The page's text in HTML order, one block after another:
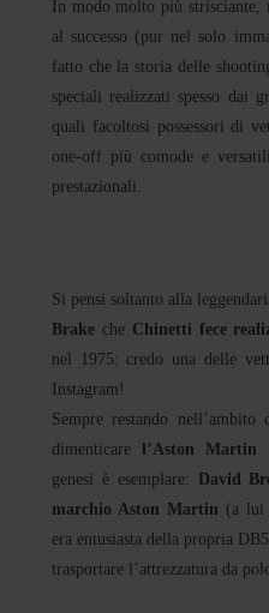
In modo molto più
al successo (pur nel solo
fatto che la storia delle
speciali realizzati spesso dai
quali facoltosi possessori di
one-off più comode e
prestazionali.
Si pensi soltanto alla
Brakeche Chinetti fece
nel 1975: credo una delle
Instagram!
Sempre restando
dimenticare
l’Aston Martin
genesi è esemplare:
David
marchio Aston Martin (a lui
era entusiasta della propria
trasportare l’attrezzatura da